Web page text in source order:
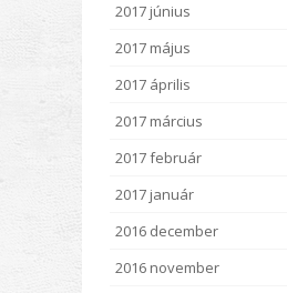
2017 június
2017 május
2017 április
2017 március
2017 február
2017 január
2016 december
2016 november